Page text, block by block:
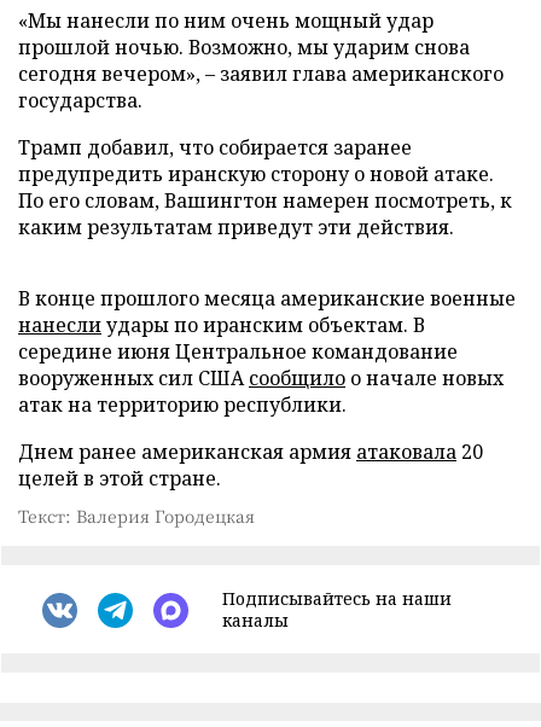
«Мы нанесли по ним очень мощный удар
прошлой ночью. Возможно, мы ударим снова
сегодня вечером», – заявил глава американского
государства.
Трамп добавил, что собирается заранее
предупредить иранскую сторону о новой атаке.
По его словам, Вашингтон намерен посмотреть, к
каким результатам приведут эти действия.
В конце прошлого месяца американские военные
нанеслиудары по иранским объектам. В
середине июня Центральное командование
вооруженных сил СШАсообщило о начале новых
атак на территорию республики.
Днем ранее американская армия атаковала 20
целей в этой стране.
Текст: Валерия Городецкая
Подписывайтесь на наши
каналы